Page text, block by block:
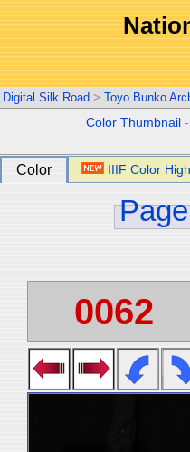
Digital Silk Road > Toyo Bunko
Color Thumbnail
Color IIIF Color
0062